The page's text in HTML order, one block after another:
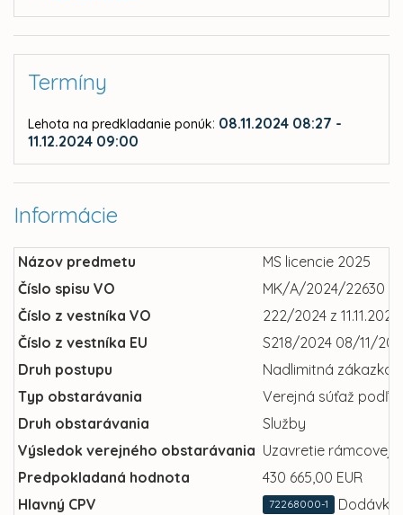
Termíny
Lehota na predkladanie ponúk: 08.11.2024 08:27 -
11.12.2024 09:00
Informácie
Názov predmetu
MS licencie 2025
Číslo spisu VO
MK/A/2024/22630
Číslo z vestníka VO
222/2024 z
Číslo z vestníka EU
S218/2024 08/11/
Druh postupu
Nadlimitná zákazka
Typ obstarávania
Verejná súťaž podľa
Druh obstarávania
Služby
Výsledok verejného obstarávania Uzavretie rámcovej
Predpokladaná hodnota
430 665,00 EUR
Hlavný CPV
72268000-1
Dodávky